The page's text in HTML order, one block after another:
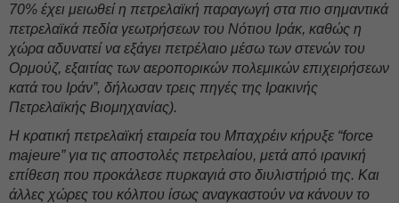
70% έχει μειωθεί η πετρελαϊκή παραγωγή στα πιο σημαντικά
πετρελαϊκά πεδία γεωτρήσεων του Νότιου Ιράκ, καθώς η
χώρα αδυνατεί να εξάγει πετρέλαιο μέσω των στενών του
Ορμούζ, εξαιτίας των αεροπορικών πολεμικών επιχειρήσεων
κατά του Ιράν”, δήλωσαν τρεις πηγές της Ιρακινής
Πετρελαϊκής Βιομηχανίας).
Η κρατική πετρελαϊκή εταιρεία του Μπαχρέιν κήρυξε “force
majeure” για τις αποστολές πετρελαίου, μετά από ιρανική
επίθεση που προκάλεσε πυρκαγιά στο διυλιστήριό της. Και
άλλες χώρες του κόλπου ίσως αναγκαστούν να κάνουν το